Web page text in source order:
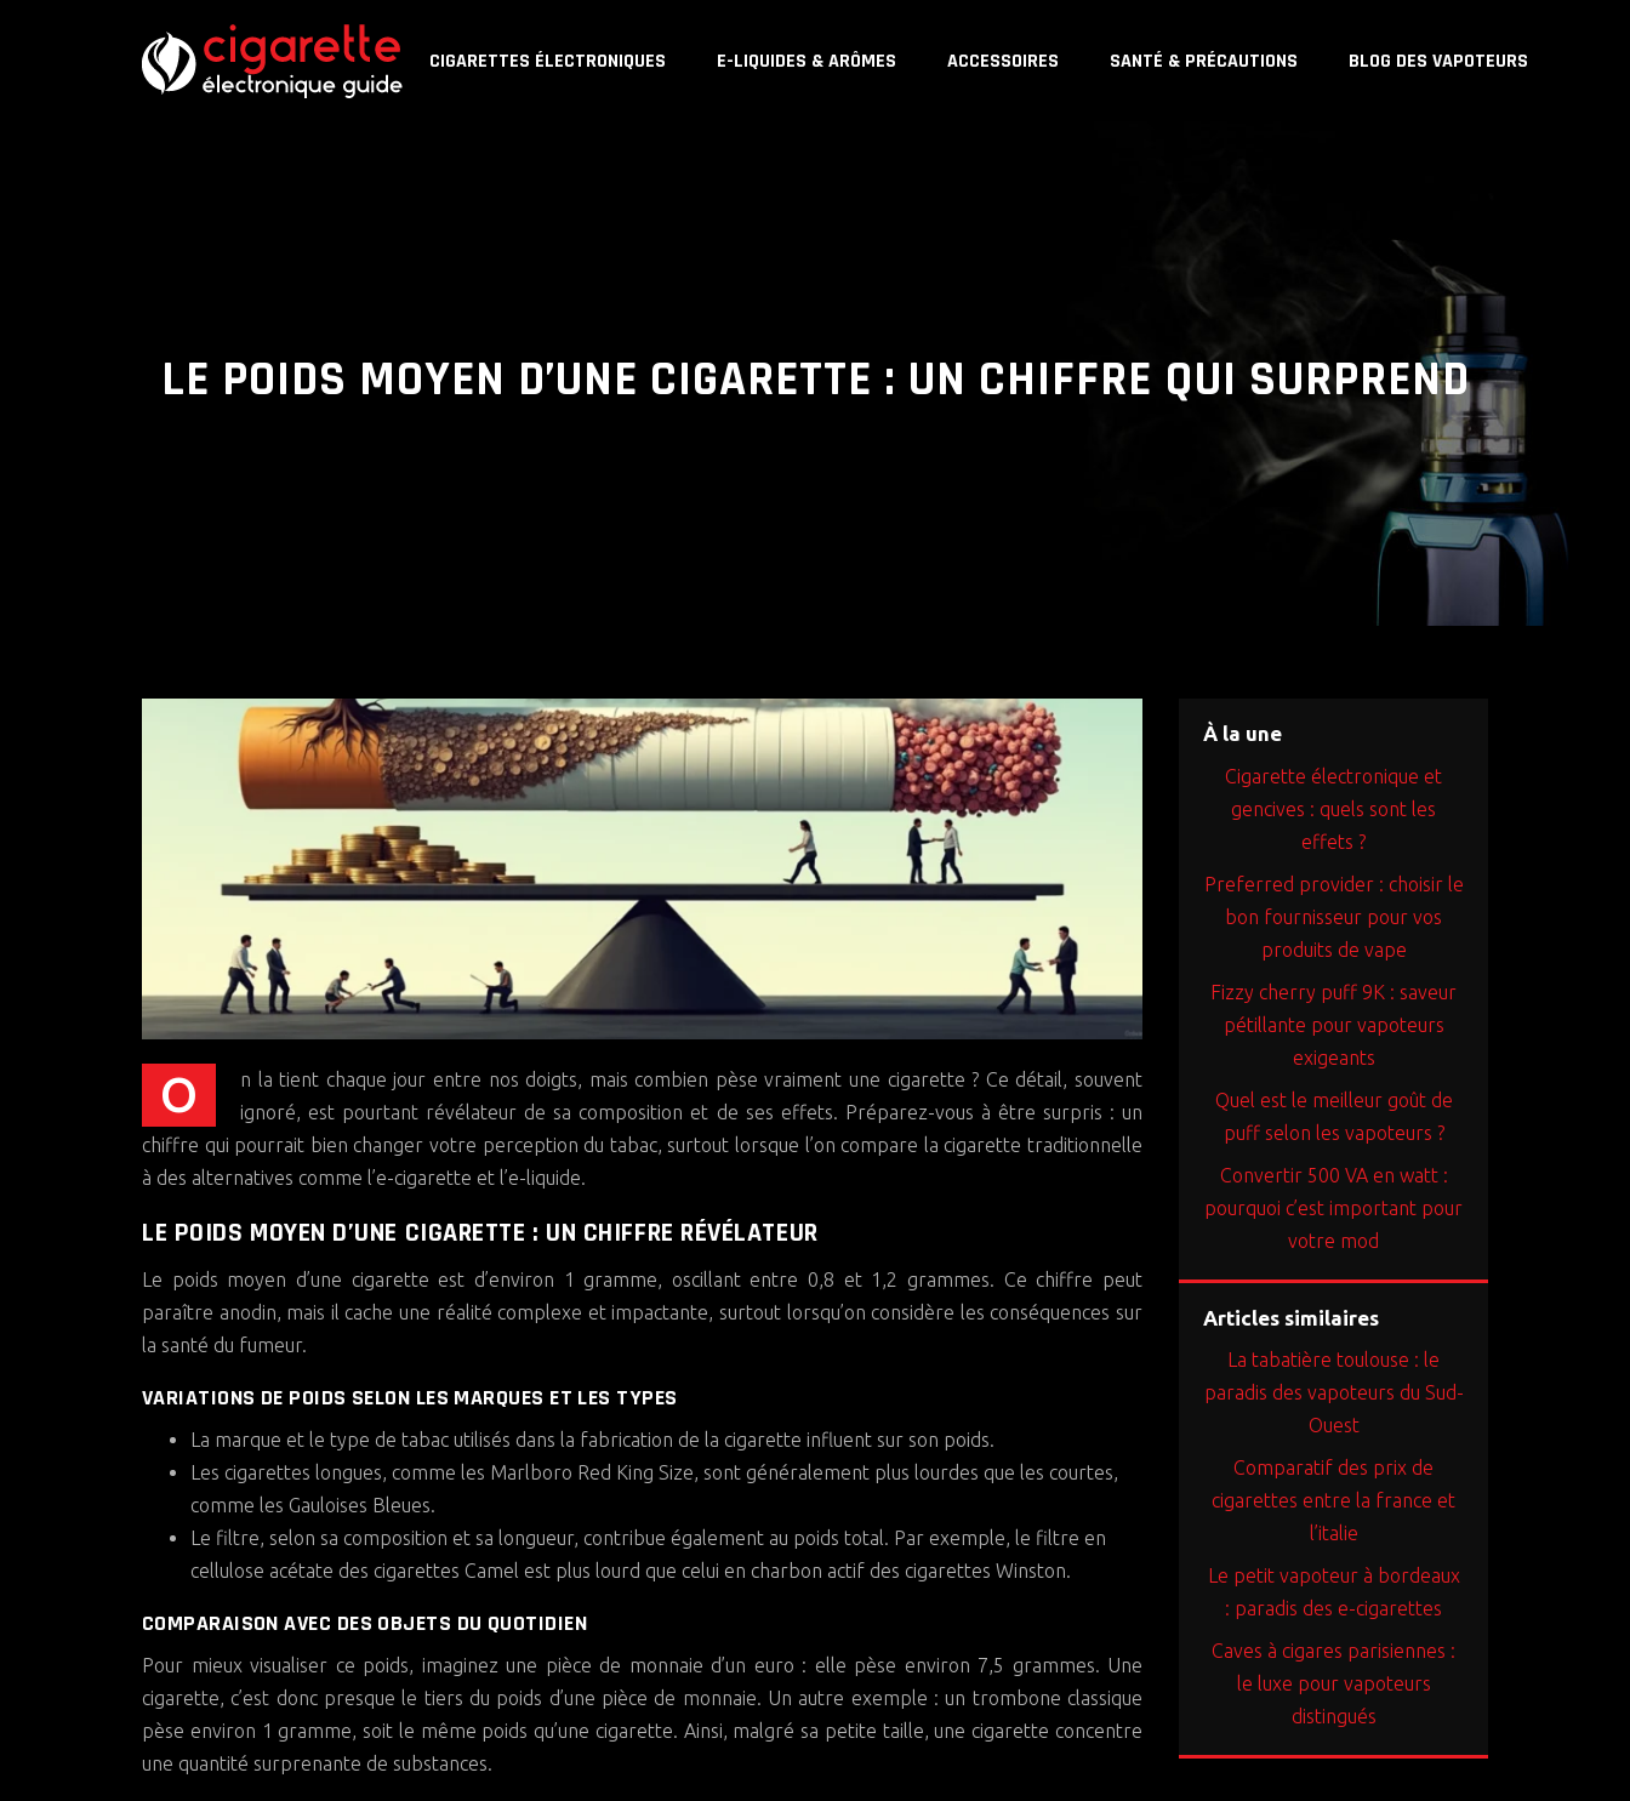
CIGARETTES ÉLECTRONIQUES E-LIQUIDES & ARÔMES ACCESSOIRES SANTÉ & PRÉCAUTIONS BLOG DES VAPOTEURS
LE POIDS MOYEN D’UNE CIGARETTE : UN CHIFFRE QUI SURPREND
On la tient chaque jour entre nos doigts, mais combien pèse vraiment une cigarette ? Ce détail, souvent
ignoré, est pourtant révélateur de sa composition et de ses effets. Préparez-vous à être surpris : un
chiffre qui pourrait bien changer votre perception du tabac, surtout lorsque l’on compare la cigarette traditionnelle
à des alternatives comme l’e-cigarette et l’e-liquide.
LE POIDS MOYEN D’UNE CIGARETTE : UN CHIFFRE RÉVÉLATEUR
Le poids moyen d’une cigarette est d’environ 1 gramme, oscillant entre 0,8 et 1,2 grammes. Ce chiffre peut
paraître anodin, mais il cache une réalité complexe et impactante, surtout lorsqu’on considère les conséquences sur
la santé du fumeur.
VARIATIONS DE POIDS SELON LES MARQUES ET LES TYPES
La marque et le type de tabac utilisés dans la fabrication de la cigarette influent sur son poids.
Les cigarettes longues, comme les Marlboro Red King Size, sont généralement plus lourdes que les courtes,
comme les Gauloises Bleues.
Le filtre, selon sa composition et sa longueur, contribue également au poids total. Par exemple, le filtre en
cellulose acétate des cigarettes Camel est plus lourd que celui en charbon actif des cigarettes Winston.
COMPARAISON AVEC DES OBJETS DU QUOTIDIEN
Pour mieux visualiser ce poids, imaginez une pièce de monnaie d’un euro : elle pèse environ 7,5 grammes. Une
cigarette, c’est donc presque le tiers du poids d’une pièce de monnaie. Un autre exemple : un trombone classique
pèse environ 1 gramme, soit le même poids qu’une cigarette. Ainsi, malgré sa petite taille, une cigarette concentre
une quantité surprenante de substances.
À la une
Cigarette électronique et
gencives : quels sont les
effets ?
Preferred provider : choisir le
bon fournisseur pour vos
produits de vape
Fizzy cherry puff 9K : saveur
pétillante pour vapoteurs
exigeants
Quel est le meilleur goût de
puff selon les vapoteurs ?
Convertir 500 VA en watt :
pourquoi c’est important pour
votre mod
Articles similaires
La tabatière toulouse : le
paradis des vapoteurs du Sud-
Ouest
Comparatif des prix de
cigarettes entre la france et
l’italie
Le petit vapoteur à bordeaux
: paradis des e-cigarettes
Caves à cigares parisiennes :
le luxe pour vapoteurs
distingués